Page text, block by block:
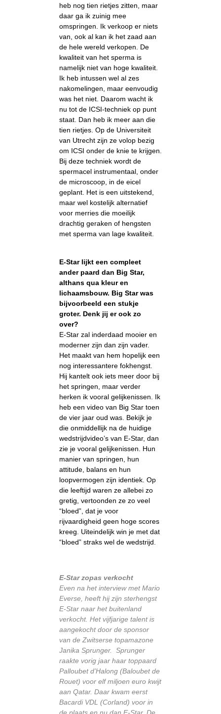
heb nog tien rietjes zitten, maar
daar ga ik zuinig mee
omspringen. Ik verkoop er niets
van, ook al kan ik het zaad aan
de hele wereld verkopen. De
kwaliteit van het sperma is
namelijk niet van hoge kwaliteit.
Ik heb intussen wel al zes
nakomelingen, maar eenvoudig
was het niet. Daarom wacht ik
nu tot de ICSI-techniek op punt
staat. Dan heb ik meer aan die
tien rietjes. Op de Universiteit
van Utrecht zijn ze volop bezig
om ICSI onder de knie te krijgen.
Bij deze techniek wordt de
spermacel instrumentaal, onder
de microscoop, in de eicel
geplant. Het is een uitstekend,
maar wel kostelijk alternatief
voor merries die moeilijk
drachtig geraken of hengsten
met sperma van lage kwaliteit.
E-Star lijkt een compleet
ander paard dan Big Star,
althans qua kleur en
lichaamsbouw. Big Star was
bijvoorbeeld een stukje
groter. Denk jij er ook zo
over?
E-Star zal inderdaad mooier en
moderner zijn dan zijn vader.
Het maakt van hem hopelijk een
nog interessantere fokhengst.
Hij kantelt ook iets meer door bij
het springen, maar verder
herken ik vooral gelijkenissen. Ik
heb een video van Big Star toen
de vier jaar oud was. Bekijk je
die onmiddellijk na de huidige
wedstrijdvideo’s van E-Star, dan
zie je vooral gelijkenissen. Hun
manier van springen, hun
attitude, balans en hun
loopvermogen zijn identiek. Op
die leeftijd waren ze allebei zo
gretig, vertoonden ze zo veel
“bloed”, dat je voor
rijvaardigheid geen hoge scores
kreeg. Uiteindelijk win je met dat
“bloed” straks wel de wedstrijd.
E-Star zopas verkocht
Even na het interview met Mario
Everse, heeft hij zijn sterhengst
E-Star naar het buitenland
verkocht. Het vijfjarige talent is
aangekocht door de sponsor
van de Zwitserse topamazone
Janika Sprunger. Sprunger
raakte vorig jaar haar toppaard
Palloubet d’Halong (Baloubet de
Rouet) voor elf miljoen euro kwijt
aan Qatar. Daar kwam eerst
Bacardi VDL (Corland) voor in